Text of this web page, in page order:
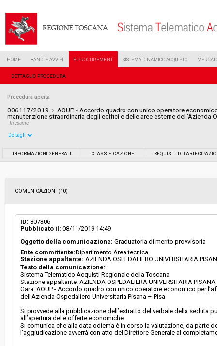
HOME BANDI E AVVISI E-PROCUREMENT SISTEMA DINAMICO ACQUISTO
DETTAGLIO PROCEDURA
Procedura aperta
006117/2019
AOUP - Accordo quadro con unico operatore
manutenzione straordinaria degli edifici e delle aree esterne dell’Azienda
In esame
Data pubblicazione:
Svolgimento:
Responsabile attuale:
AZIENDA OSPEDALIERA UNIVERSITARIA
Dipartimento Area tecnica
Dettagli
INFORMAZIONI GENERALI CLASSIFICAZIONE REQUISITI DI
COMUNICAZIONI (10)
ID: 807306
Pubblicato il: 08/11/2019 14:49
Oggetto della comunicazione: Graduatoria di merito provvisoria
Ente committente:Dipartimento Area tecnica
Stazione appaltante: AZIENDA OSPEDALIERO UNIVERSITARIA
Testo della comunicazione:
Sistema Telematico Acquisti Regionale della Toscana
Stazione appaltante: AZIENDA OSPEDALIERA UNIVERSITARIA
Gara: AOUP - Accordo quadro con unico operatore economico per
dell’Azienda Ospedaliero Universitaria Pisana – Pisa
Si provvede alla pubblicazione dell’estratto del verbale della seduta
all’apertura delle offerte economiche.
Si comunica che alla data odierna è in corso la valutazione, da parte
l’aggiudicazione avverrà con atto del Direttore Generale al